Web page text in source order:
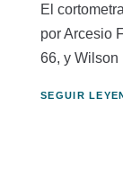
El
por Arcesio
66, y Wilson
SEGUIR